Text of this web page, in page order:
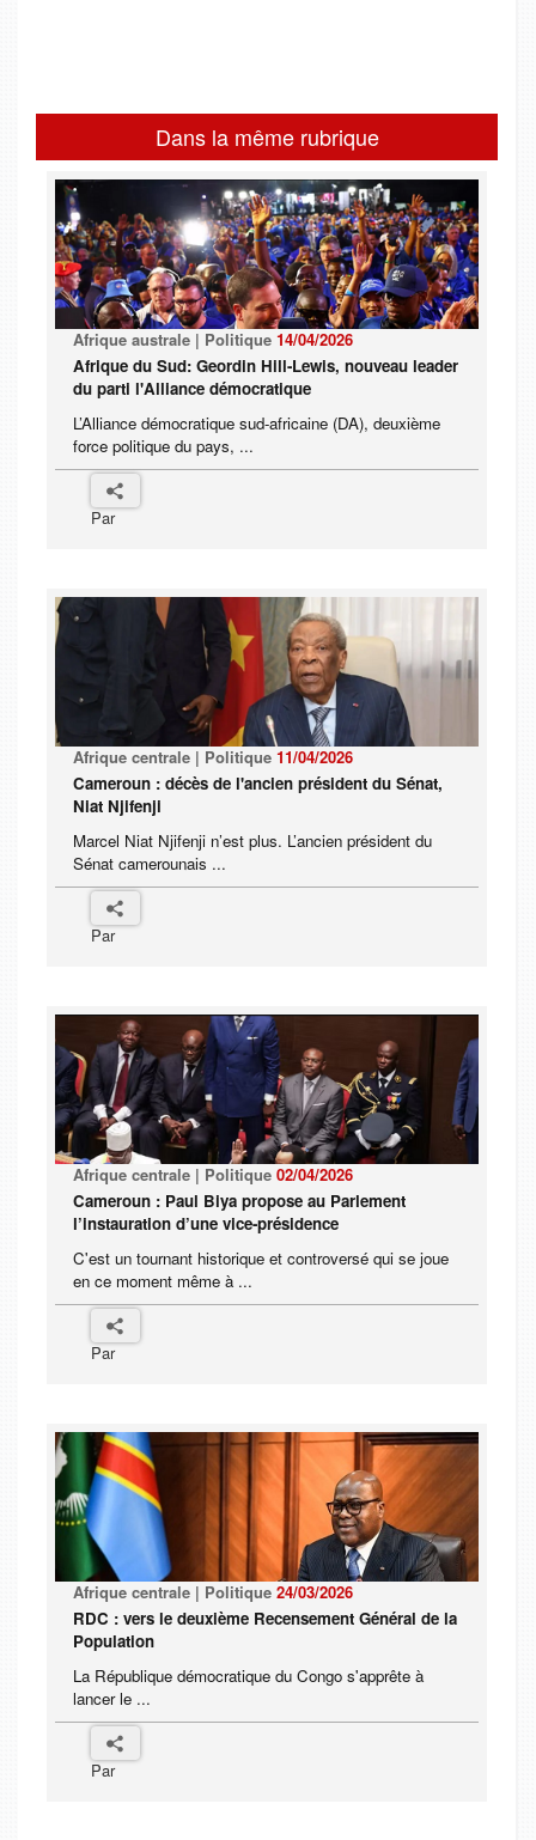
Dans la même rubrique
Afrique australe | Politique 14/04/2026
Afrique du Sud: Geordin Hill-Lewis, nouveau leader
du parti l'Alliance démocratique
L’Alliance démocratique sud-africaine (DA), deuxième
force politique du pays, ...
Par
Afrique centrale | Politique 11/04/2026
Cameroun : décès de l'ancien président du Sénat,
Niat Njifenji
Marcel Niat Njifenji n’est plus. L’ancien président du
Sénat camerounais ...
Par
Afrique centrale | Politique 02/04/2026
Cameroun : Paul Biya propose au Parlement
l’instauration d’une vice-présidence
C'est un tournant historique et controversé qui se joue
en ce moment même à ...
Par
Afrique centrale | Politique 24/03/2026
RDC : vers le deuxième Recensement Général de la
Population
La République démocratique du Congo s'apprête à
lancer le ...
Par